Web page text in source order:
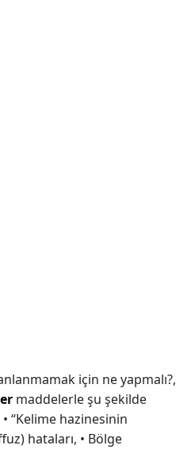
için ne yapmalı?,
maddelerle şu şekilde
“Kelime hazinesinin
hataları, • Bölge